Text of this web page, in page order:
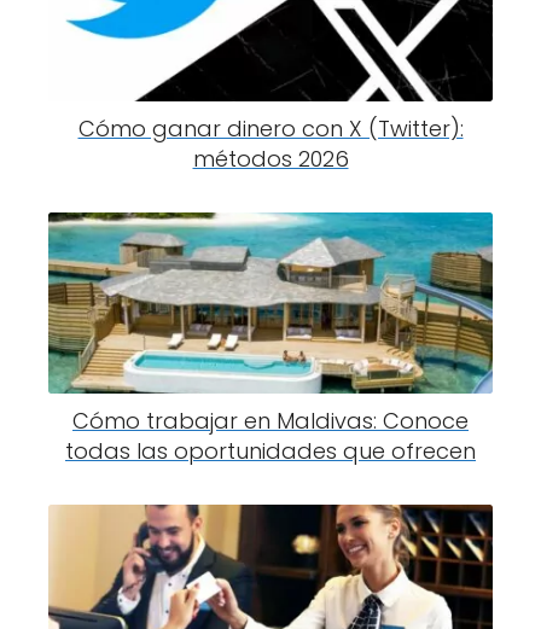
Cómo ganar dinero con X (Twitter):
métodos 2026
Cómo trabajar en Maldivas: Conoce
todas las oportunidades que ofrecen